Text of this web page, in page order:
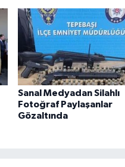
Sanal Medyadan Silahlı
Fotoğraf Paylaşanlar
Gözaltında